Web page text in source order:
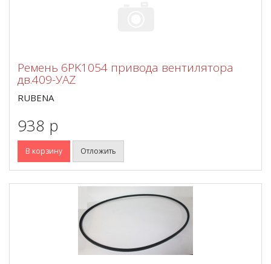
Ремень 6PK1054 привода вентилятора
дв.409-УАZ
RUBENA
938 p
В корзину Отложить